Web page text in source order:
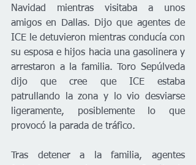
Navidad mientras visitaba a unos
amigos en Dallas. Dijo que agentes de
ICE le detuvieron mientras conducía con
su esposa e hijos hacia una gasolinera y
arrestaron a la familia. Toro Sepúlveda
dijo que cree que ICE estaba
patrullando la zona y lo vio desviarse
ligeramente, posiblemente lo que
provocó la parada de tráfico.
Tras detener a la familia, agentes